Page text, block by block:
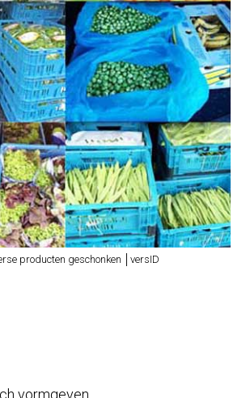
producten geschonken │versID